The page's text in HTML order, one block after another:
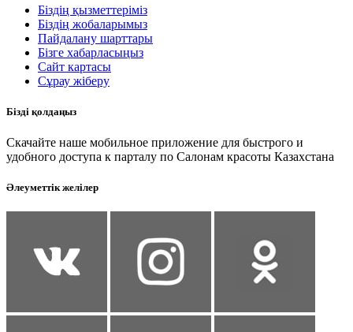
Біздің қызметтеріміз
Біздің жобаларымыз
Пайдалану шарттары
Бізге хабарласыңыз
Сайт картасы
Сұрау жіберу
Бізді қолдаңыз
Скачайте наше мобильное приложение для быстрого и
удобного доступа к парталу по Салонам красоты Казахстана
Әлеуметтік желілер